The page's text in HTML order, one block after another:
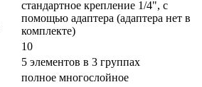
стандартное крепление 1/4", с
помощью адаптера (адаптера нет в
комплекте)
10
5 элементов в 3 группах
полное многослойное